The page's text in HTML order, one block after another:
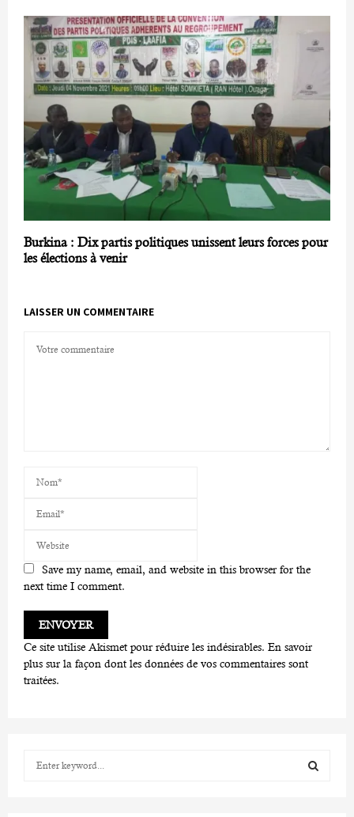
Burkina : Dix partis politiques unissent leurs forces pour
les élections à venir
LAISSER UN COMMENTAIRE
Save my name, email, and website in this browser for the
next time I comment.
Ce site utilise Akismet pour réduire les indésirables. En savoir
plus sur la façon dont les données de vos commentaires sont
traitées.